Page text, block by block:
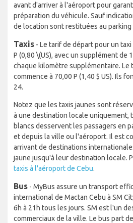
avant d'arriver à l'aéroport pour
préparation du véhicule. Sauf
de location sont restituées au
Taxis - Le tarif de départ pour un
P (0,80\(US), avec un supplément de
chaque kilomètre supplémentaire. Le
commence à 70,00 P (1,40 $ US). Ils
24.
Notez que les taxis jaunes sont
à une destination locale uniquement,
blancs desservent les passagers en
et depuis la ville ou l'aéroport. Il est
arrivant de destinations
jaune jusqu'à leur destination locale.
taxis à l'aéroport de Cebu.
Bus - MyBus assure un transport
international de Mactan Cebu à SM
6h à 21h tous les jours. SM est l'un
commerciaux de la ville. Le bus part